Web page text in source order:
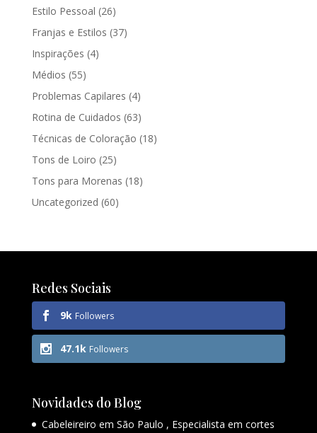
Estilo Pessoal (26)
Franjas e Estilos (37)
Inspirações (4)
Médios (55)
Problemas Capilares (4)
Rotina de Cuidados (63)
Técnicas de Coloração (18)
Tons de Loiro (25)
Tons para Morenas (18)
Uncategorized (60)
Redes Sociais
9k Followers
47.1k Followers
Novidades do Blog
Cabeleireiro em São Paulo , Especialista em cortes